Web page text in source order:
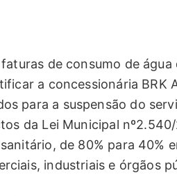
de consumo de
a concessionária BRK
para a suspensão do
da Lei Municipal
de 80% para 40%
industriais e órgãos